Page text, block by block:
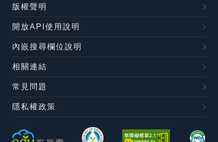
版權聲明
開放API使用說明
內嵌搜尋欄位說明
相關連結
常見問題
隱私權政策